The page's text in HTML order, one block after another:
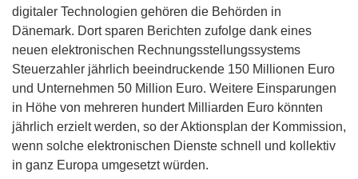
digitaler Technologien gehören die Behörden in
Dänemark. Dort sparen Berichten zufolge dank eines
neuen elektronischen Rechnungsstellungssystems
Steuerzahler jährlich beeindruckende 150 Millionen Euro
und Unternehmen 50 Million Euro. Weitere Einsparungen
in Höhe von mehreren hundert Milliarden Euro könnten
jährlich erzielt werden, so der Aktionsplan der Kommission,
wenn solche elektronischen Dienste schnell und kollektiv
in ganz Europa umgesetzt würden.